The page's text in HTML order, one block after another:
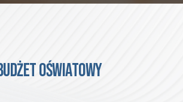
OŚWIATOWY